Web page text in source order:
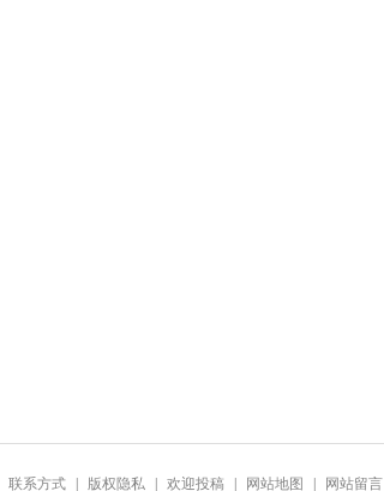
联系方式 版权隐私 欢迎投稿 网站地图 网站留言